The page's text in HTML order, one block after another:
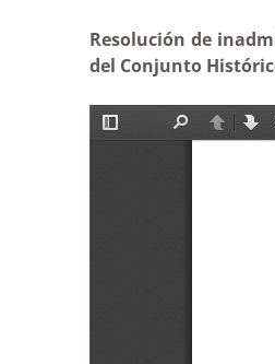
Resolución de
del Conjunto